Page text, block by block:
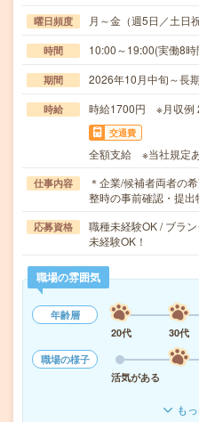
曜日頻度 月～金（週5日／土日
時間 10:00～19:00(実働8
期間 2026年10月中旬～長
時給 時給1700円 ※月収例
交通費
全額支給 ※当社規定
仕事内容
＊企業/候補者両者の
整時の事前確認・提
応募資格
職種未経験OK / ブラ
未経験OK！
職場の雰囲気
年齢層
20代
30代
職場の様子
活気がある
も